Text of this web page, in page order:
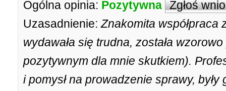
Ogólna opinia: Pozytywna Zgłoś
Uzasadnienie: Znakomita współpraca
wydawała się trudna, została
pozytywnym dla mnie skutkiem).
i pomysł na prowadzenie sprawy,